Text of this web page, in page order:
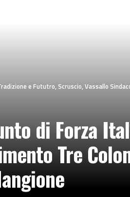
e Fututro, Scruscio, Vassallo Sindaco,
di Forza
Tre